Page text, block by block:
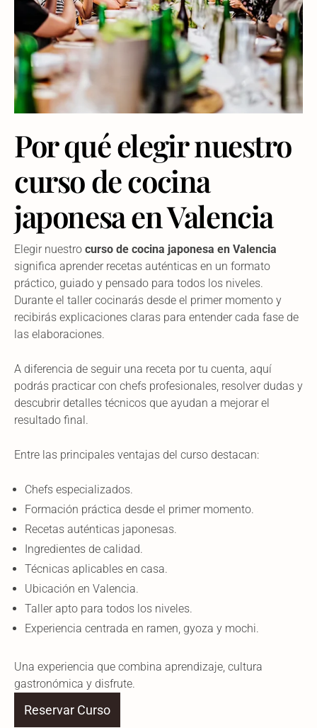
Por qué elegir nuestro
curso de cocina
japonesa en Valencia
Elegir nuestro curso de cocina japonesa en Valencia
significa aprender recetas auténticas en un formato
práctico, guiado y pensado para todos los niveles.
Durante el taller cocinarás desde el primer momento y
recibirás explicaciones claras para entender cada fase de
las elaboraciones.
A diferencia de seguir una receta por tu cuenta, aquí
podrás practicar con chefs profesionales, resolver dudas y
descubrir detalles técnicos que ayudan a mejorar el
resultado final.
Entre las principales ventajas del curso destacan:
Chefs especializados.
Formación práctica desde el primer momento.
Recetas auténticas japonesas.
Ingredientes de calidad.
Técnicas aplicables en casa.
Ubicación en Valencia.
Taller apto para todos los niveles.
Experiencia centrada en ramen, gyoza y mochi.
Una experiencia que combina aprendizaje, cultura
gastronómica y disfrute.
Reservar Curso